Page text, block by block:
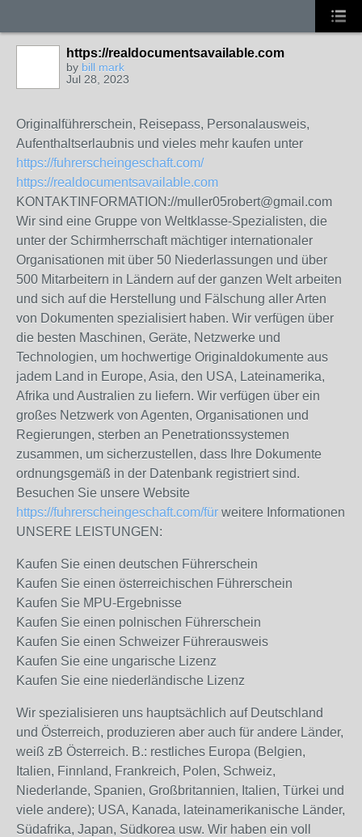
https://realdocumentsavailable.com
by bill mark
Jul 28, 2023
Originalführerschein, Reisepass, Personalausweis,
Aufenthaltserlaubnis und vieles mehr kaufen unter
https://fuhrerscheingeschaft.com/
https://realdocumentsavailable.com
KONTAKTINFORMATION://muller05robert@gmail.com
Wir sind eine Gruppe von Weltklasse-Spezialisten, die
unter der Schirmherrschaft mächtiger internationaler
Organisationen mit über 50 Niederlassungen und über
500 Mitarbeitern in Ländern auf der ganzen Welt arbeiten
und sich auf die Herstellung und Fälschung aller Arten
von Dokumenten spezialisiert haben. Wir verfügen über
die besten Maschinen, Geräte, Netzwerke und
Technologien, um hochwertige Originaldokumente aus
jadem Land in Europe, Asia, den USA, Lateinamerika,
Afrika und Australien zu liefern. Wir verfügen über ein
großes Netzwerk von Agenten, Organisationen und
Regierungen, sterben an Penetrationssystemen
zusammen, um sicherzustellen, dass Ihre Dokumente
ordnungsgemäß in der Datenbank registriert sind.
Besuchen Sie unsere Website
https://fuhrerscheingeschaft.com/für weitere Informationen
UNSERE LEISTUNGEN:
Kaufen Sie einen deutschen Führerschein
Kaufen Sie einen österreichischen Führerschein
Kaufen Sie MPU-Ergebnisse
Kaufen Sie einen polnischen Führerschein
Kaufen Sie einen Schweizer Führerausweis
Kaufen Sie eine ungarische Lizenz
Kaufen Sie eine niederländische Lizenz
Wir spezialisieren uns hauptsächlich auf Deutschland
und Österreich, produzieren aber auch für andere Länder,
weiß zB Österreich. B.: restliches Europa (Belgien,
Italien, Finnland, Frankreich, Polen, Schweiz,
Niederlande, Spanien, Großbritannien, Italien, Türkei und
viele andere); USA, Kanada, lateinamerikanische Länder,
Südafrika, Japan, Südkorea usw. Wir haben ein voll